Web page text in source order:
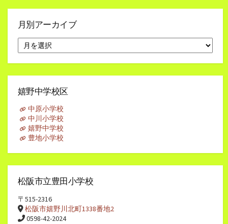
月別アーカイブ
別
ア
イ
嬉野中学校区
中原小学校
中川小学校
嬉野中学校
豊地小学校
松阪市立豊田小学校
〒515-2316
松阪市嬉野川北町1338番地2
0598-42-2024